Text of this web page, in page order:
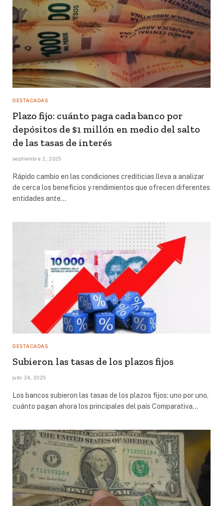
DESTACADAS
Plazo fijo: cuánto paga cada banco por
depósitos de $1 millón en medio del salto
de las tasas de interés
septiembre 2, 2025
Rápido cambio en las condiciones crediticias lleva a analizar
de cerca los beneficios y rendimientos que ofrecen diferentes
entidades ante…
DESTACADAS
Subieron las tasas de los plazos fijos
julio 24, 2025
Los bancos subieron las tasas de los plazos fijos: uno por uno,
cuánto pagan ahora los principales del país Comparativa…